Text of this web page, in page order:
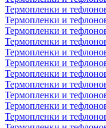
Термопленки и
Термопленки и
Термопленки и
Термопленки и
Термопленки и
Термопленки и
Термопленки и
Термопленки и
Термопленки и
Термопленки и
Термопленки и